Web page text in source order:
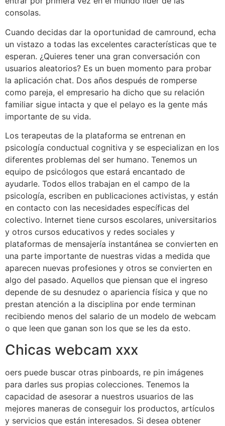
consolas.
Cuando decidas dar la oportunidad de camround, echa
un vistazo a todas las excelentes características que te
esperan. ¿Quieres tener una gran conversación con
usuarios aleatorios? Es un buen momento para probar
la aplicación chat. Dos años después de romperse
como pareja, el empresario ha dicho que su relación
familiar sigue intacta y que el pelayo es la gente más
importante de su vida.
Los terapeutas de la plataforma se entrenan en
psicología conductual cognitiva y se especializan en los
diferentes problemas del ser humano. Tenemos un
equipo de psicólogos que estará encantado de
ayudarle. Todos ellos trabajan en el campo de la
psicología, escriben en publicaciones activistas, y están
en contacto con las necesidades específicas del
colectivo. Internet tiene cursos escolares, universitarios
y otros cursos educativos y redes sociales y
plataformas de mensajería instantánea se convierten en
una parte importante de nuestras vidas a medida que
aparecen nuevas profesiones y otros se convierten en
algo del pasado. Aquellos que piensan que el ingreso
depende de su desnudez o apariencia física y que no
prestan atención a la disciplina por ende terminan
recibiendo menos del salario de un modelo de webcam
o que leen que ganan son los que se les da esto.
Chicas webcam xxx
oers puede buscar otras pinboards, re pin imágenes
para darles sus propias colecciones. Tenemos la
capacidad de asesorar a nuestros usuarios de las
mejores maneras de conseguir los productos, artículos
y servicios que están interesados. Si desea obtener